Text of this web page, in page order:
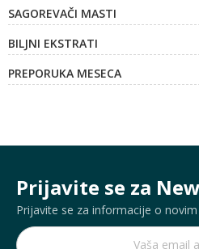
SAGOREVAČI MASTI
BILJNI EKSTRATI
PREPORUKA MESECA
Prijavite se za
Prijavite se za informacije o